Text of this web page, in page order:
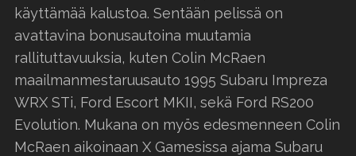
käyttämää kalustoa. Sentään pelissä on
avattavina bonusautoina muutamia
rallituttavuuksia, kuten Colin McRaen
maailmanmestaruusauto 1995 Subaru Impreza
WRX STi, Ford Escort MKII, sekä Ford RS200
Evolution. Mukana on myös edesmenneen Colin
McRaen aikoinaan X Gamesissa ajama Subaru